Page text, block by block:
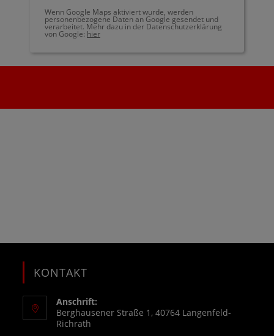
Wenn Google Maps aktiviert wurde, werden
personenbezogene Daten an Google gesendet und
verarbeitet. Mehr dazu in der Datenschutzerklärung
von Google: hier
KONTAKT
Anschrift:
Berghausener Straße 1, 40764 Langenfeld-
Richrath